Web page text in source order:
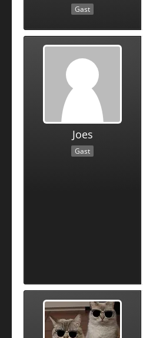
Gast
Joes
Gast